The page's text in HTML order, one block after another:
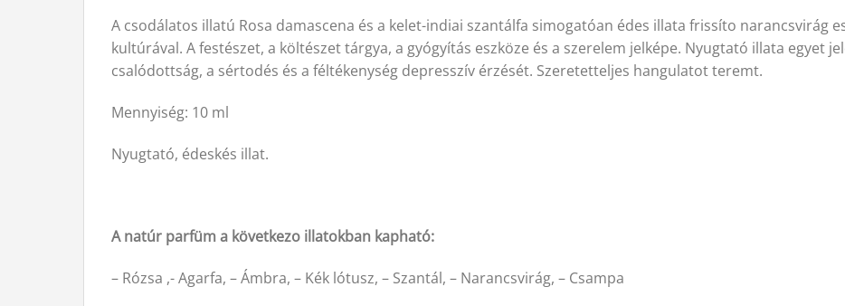
A csodálatos illatú Rosa damascena és a kelet-indiai szantálfa simogatóan édes illata frissíto narancsvirág
kultúrával. A festészet, a költészet tárgya, a gyógyítás eszköze és a szerelem jelképe. Nyugtató illata egyet
csalódottság, a sértodés és a féltékenység depresszív érzését. Szeretetteljes hangulatot teremt.
Mennyiség: 10 ml
Nyugtató, édeskés illat.
A natúr parfüm a következo illatokban kapható:
– Rózsa ,- Agarfa, – Ámbra, – Kék lótusz, – Szantál, – Narancsvirág, – Csampa